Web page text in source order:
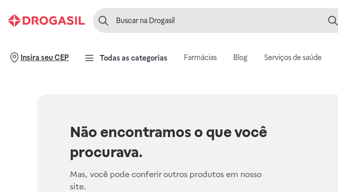
Insira seu CEP Todas as categorias Farmácias Blog Serviços de saúde
Não encontramos o que você
procurava.
Mas, você pode conferir outros produtos em nosso
site.